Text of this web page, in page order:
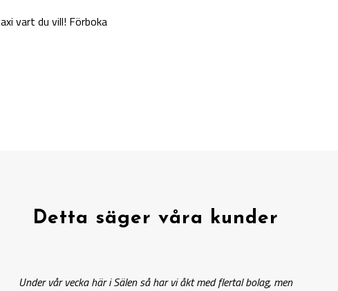
vart du vill! Förboka
Detta säger våra kunder
Under vår vecka här i Sälen så har vi åkt med flertal bolag, men